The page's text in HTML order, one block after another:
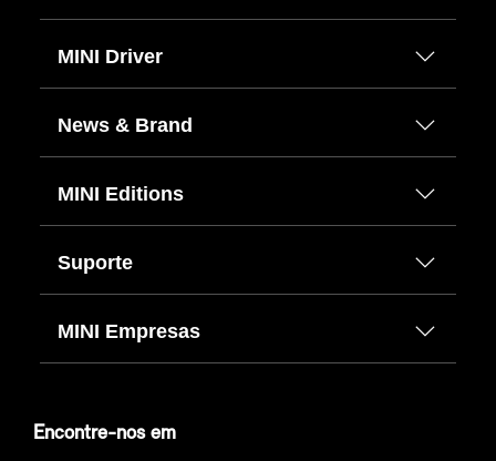
MINI Driver
News & Brand
MINI Editions
Suporte
MINI Empresas
Encontre-nos em